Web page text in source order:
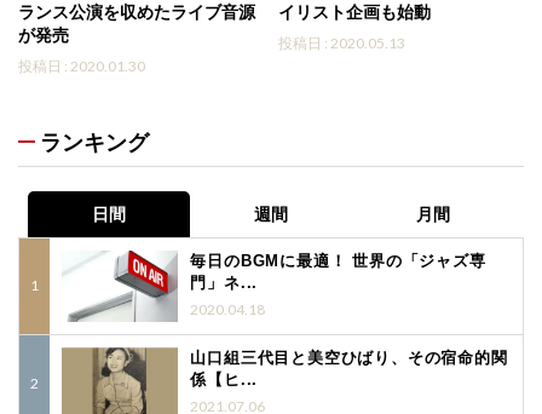
ランス公演を収めたライブ音源
が発売
投稿日 : 2020.01.30
イリスト企画も始動
投稿日 : 2020.05.13
ランキング
日間 週間 月間
毎日のBGMに最適！ 世界の「ジャズ専
門」ネ...
2020.04.18
山口組三代目と美空ひばり、その宿命的関
係【ヒ...
2021.07.06